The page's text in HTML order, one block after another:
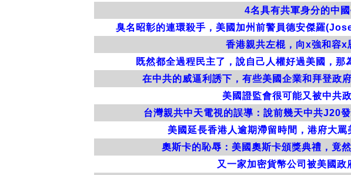
4名具有共軍身分的中
臭名昭彰的連環殺手，美國加州前警員德安傑羅
香港親共左棍，向x強和容
既然都全過程民主了，說自己人權好過美國，
在中共的威逼利誘下，有些美國企業和拜登政
美國證監會很可能又被中共
台灣親共中天電視的誤導：說前幾天中共J20
美國延長香港人逾期滯留時間，港府大
奧斯卡的恥辱：美國奧斯卡頒獎典禮，竟
又一家加密貨幣公司被美國